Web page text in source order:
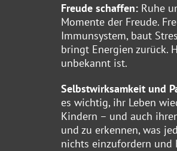
Freude schaffen: Ruhe
Momente der Freude.
Immunsystem, baut
bringt Energien zurück.
unbekannt ist.
Selbstwirksamkeit und
es wichtig, ihr Leben
Kindern – und auch
und zu erkennen, was
nichts einzufordern und